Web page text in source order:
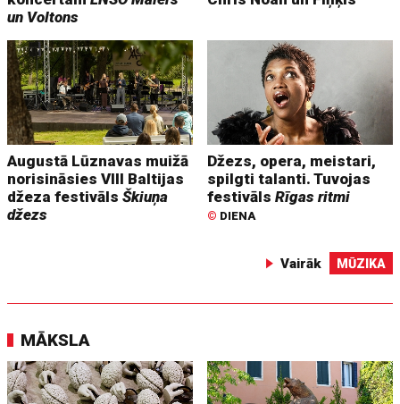
un Voltons
Augustā Lūznavas muižā
norisināsies VIII Baltijas
džeza festivālsŠkiuņa
džezs
Džezs, opera, meistari,
spilgti talanti. Tuvojas
festivālsRīgas ritmi
© DIENA
Vairāk MŪZIKA
MĀKSLA